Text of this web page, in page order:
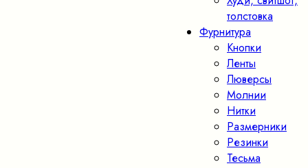
толстовка
Фурнитура
Кнопки
Ленты
Люверсы
Молнии
Нитки
Размерники
Резинки
Тесьма